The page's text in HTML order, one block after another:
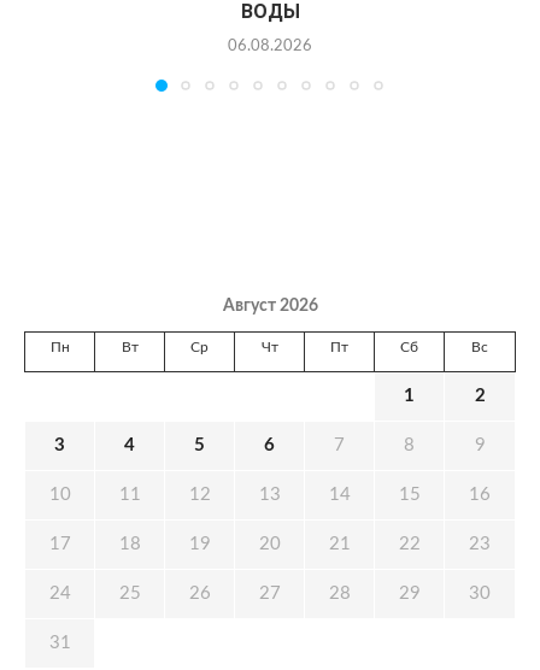
ВОДЫ
06.08.2026
Август 2026
Пн Вт Ср Чт Пт Сб Вс
1 2
3 4 5 6 7 8 9
10 11 12 13 14 15 16
17 18 19 20 21 22 23
24 25 26 27 28 29 30
31